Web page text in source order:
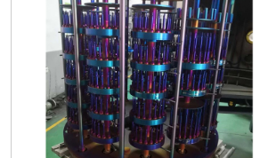
VD-покрытий